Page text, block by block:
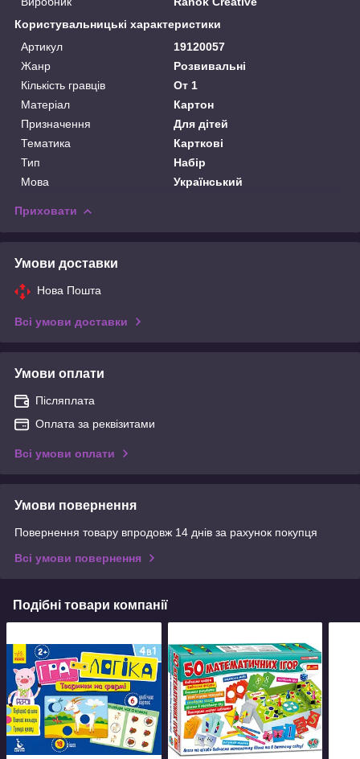
Користувальницькі характеристики
Артикул
19120057
Жанр
Розвивальні
Кількість гравців
От 1
Матеріал
Картон
Призначення
Для дітей
Тематика
Карткові
Тип
Набір
Мова
Український
Приховати
Умови доставки
Нова Пошта
Всі умови доставки
Умови оплати
Післяплата
Оплата за реквізитами
Всі умови оплати
Умови повернення
Повернення товару впродовж 14 днів за рахунок покупця
Всі умови повернення
Подібні товари компанії